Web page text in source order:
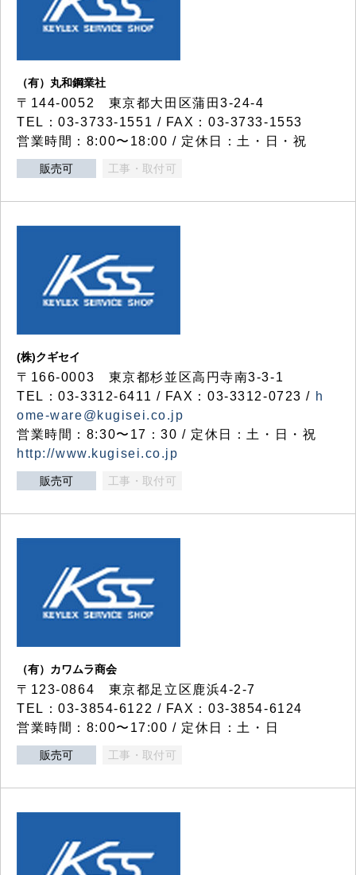
（有）丸和鋼業社
〒144-0052 東京都大田区蒲田3-24-4
TEL：03-3733-1551 / FAX：03-3733-1553
営業時間：8:00〜18:00 / 定休日：土・日・祝
販売可 工事・取付可
(株)クギセイ
〒166-0003 東京都杉並区高円寺南3-3-1
TEL：03-3312-6411 / FAX：03-3312-0723 / h
ome-ware@kugisei.co.jp
営業時間：8:30〜17：30 / 定休日：土・日・祝
http://www.kugisei.co.jp
販売可 工事・取付可
（有）カワムラ商会
〒123-0864 東京都足立区鹿浜4-2-7
TEL：03-3854-6122 / FAX：03-3854-6124
営業時間：8:00〜17:00 / 定休日：土・日
販売可 工事・取付可